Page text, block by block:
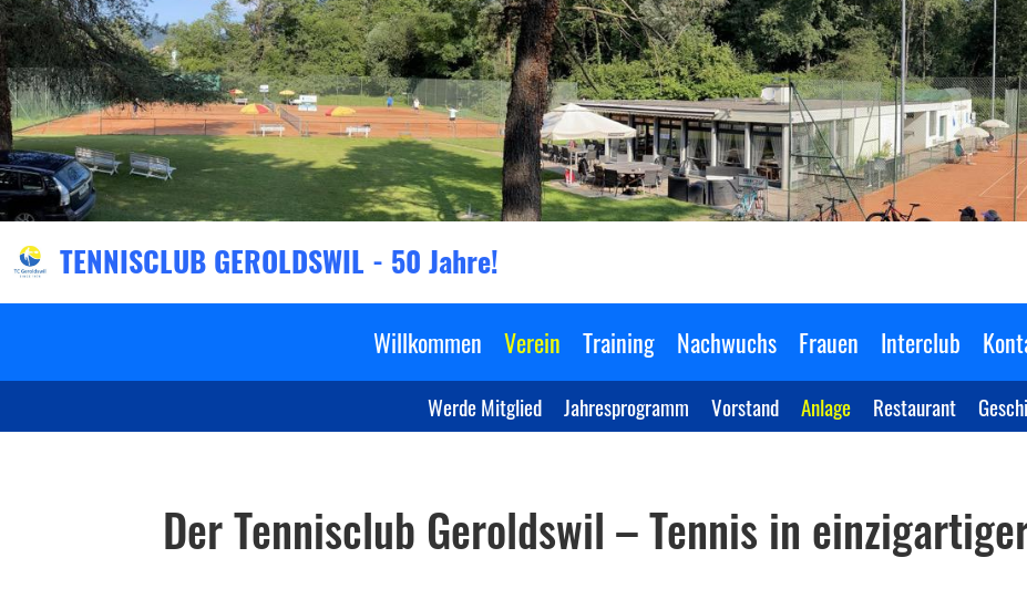
TENNISCLUB GEROLDSWIL - 50 Jahre!
Willkommen Verein Training Nachwuchs Frauen Interclub
Werde Mitglied Jahresprogramm Vorstand Anlage Restaurant
Der Tennisclub Geroldswil – Tennis in